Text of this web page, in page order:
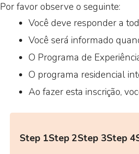
Por favor observe o seguinte:
Você deve responder a
Você será informado
O Programa de
O programa residencial
Ao fazer esta inscrição,
Step 1Step 2Step 3Step 4